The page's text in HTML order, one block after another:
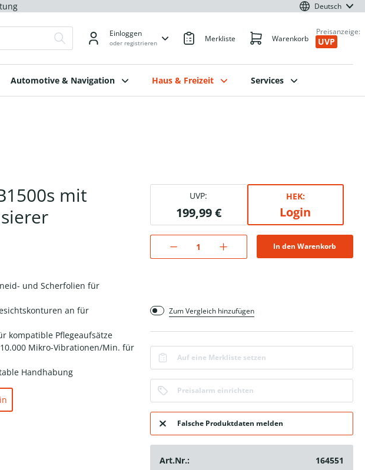
Deutsch
Einloggen
oder registrieren Merkliste Warenkorb
Preisanzeige:
UVP
Automotive & Navigation Haus & Freizeit Services
mit
und Scherfolien für
an für
kompatible Pflegeaufsätze
Mikro-Vibrationen/Min. für
Handhabung
UVP:
199,99 €
HEK:
Login
In den Warenkorb
Zum Vergleich hinzufügen
Auf eine Merkliste setzen
Preisalarm einrichten
Falsche Produktdaten melden
Art.Nr.:
164551